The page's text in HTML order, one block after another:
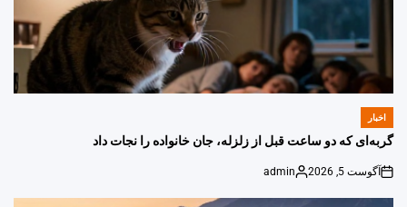
POSTED
IN
اخبار
گربه‌ای که دو ساعت قبل از زلزله، جان خانواده را نجات داد
on
آگوست 5, 2026
Posted
admin